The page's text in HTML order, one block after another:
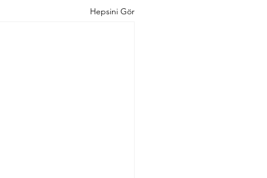
Hepsini Gör